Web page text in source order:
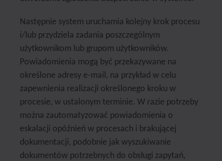
Następnie system uruchamia kolejny krok procesu
i/lub przydziela zadania poszczególnym
użytkownikom lub grupom użytkowników.
Powiadomienia mogą być przekazywane na
określone adresy e-mail, na przykład w celu
zapewnienia realizacji określonego kroku w
procesie, w ustalonym terminie. W razie potrzeby
można zautomatyzować powiadomienia o
eskalacji opóźnień w procesach i brakującej
dokumentacji, podobnie jak wyszukiwanie
dokumentów potrzebnych do obsługi zapytań,